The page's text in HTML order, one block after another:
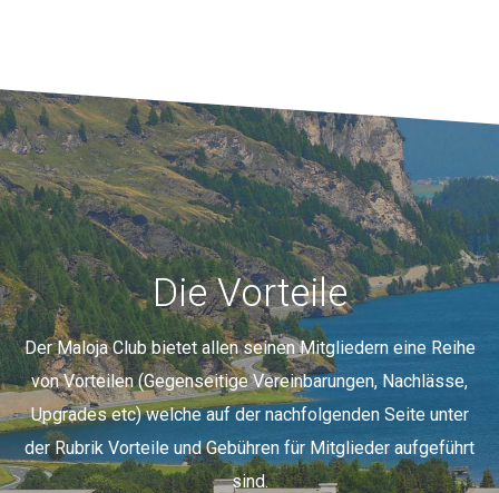
Die Vorteile
Der Maloja Club bietet allen seinen Mitgliedern eine Reihe
von Vorteilen (Gegenseitige Vereinbarungen, Nachlässe,
Upgrades etc)welche auf der nachfolgenden Seite unter
der Rubrik Vorteile und Gebühren für Mitglieder aufgeführt
sind.